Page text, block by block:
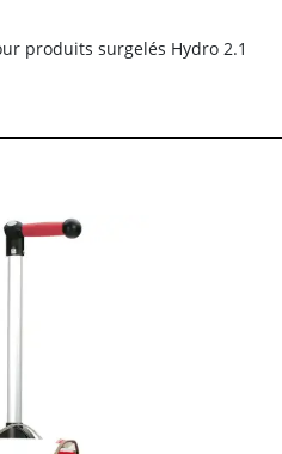
produits surgelés Hydro 2.1